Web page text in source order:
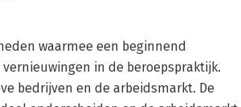
waarmee een beginnend
in de beroepspraktijk.
bedrijven en de arbeidsmarkt. De